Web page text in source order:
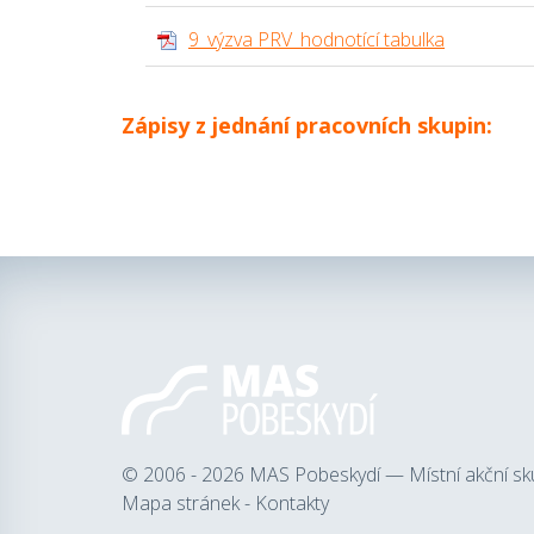
9_výzva PRV_hodnotící tabulka
Zápisy z jednání pracovních skupin:
© 2006 - 2026 MAS Pobeskydí — Místní akční
Mapa stránek- Kontakty